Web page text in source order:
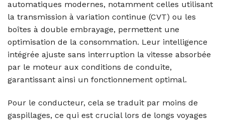
automatiques modernes, notamment celles utilisant
la transmission à variation continue (CVT) ou les
boîtes à double embrayage, permettent une
optimisation de la consommation. Leur intelligence
intégrée ajuste sans interruption la vitesse absorbée
par le moteur aux conditions de conduite,
garantissant ainsi un fonctionnement optimal.
Pour le conducteur, cela se traduit par moins de
gaspillages, ce qui est crucial lors de longs voyages